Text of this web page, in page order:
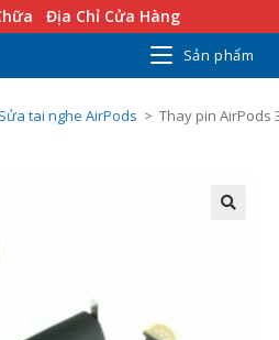
Địa Chỉ Cửa Hàng
Sản phẩm
Sửa tai nghe AirPods > Thay pin AirPods